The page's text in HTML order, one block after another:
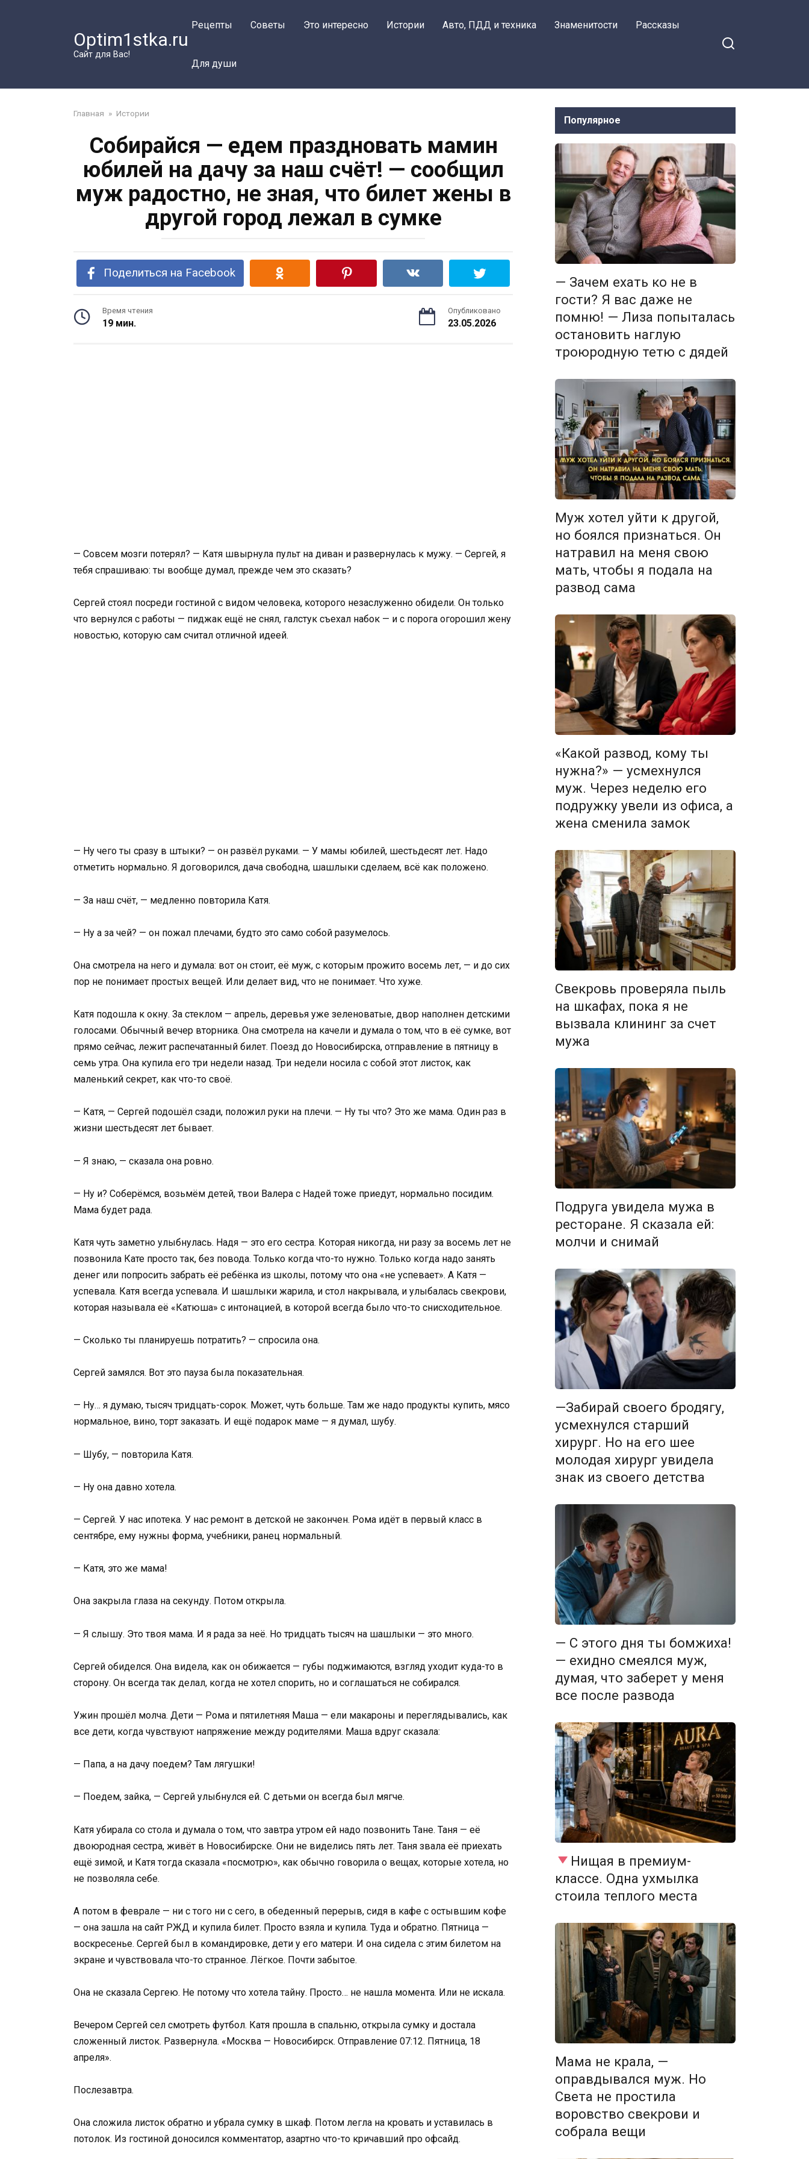
Optim1stka.ru
Сайт для Вас!
Рецепты Советы Это интересно Истории Авто, ПДД и техника Знаменитости Рассказы
Для души
Главная » Истории
Собирайся — едем праздновать мамин
юбилей на дачу за наш счёт! — сообщил
муж радостно, не зная, что билет жены в
другой город лежал в сумке
Поделиться на Facebook
Время чтения
19 мин.
Опубликовано
23.05.2026
— Совсем мозги потерял? — Катя швырнула пульт на диван и развернулась к мужу. — Сергей, я
тебя спрашиваю: ты вообще думал, прежде чем это сказать?
Сергей стоял посреди гостиной с видом человека, которого незаслуженно обидели. Он только
что вернулся с работы — пиджак ещё не снял, галстук съехал набок — и с порога огорошил жену
новостью, которую сам считал отличной идеей.
— Ну чего ты сразу в штыки? — он развёл руками. — У мамы юбилей, шестьдесят лет. Надо
отметить нормально. Я договорился, дача свободна, шашлыки сделаем, всё как положено.
— За наш счёт, — медленно повторила Катя.
— Ну а за чей? — он пожал плечами, будто это само собой разумелось.
Она смотрела на него и думала: вот он стоит, её муж, с которым прожито восемь лет, — и до сих
пор не понимает простых вещей. Или делает вид, что не понимает. Что хуже.
Катя подошла к окну. За стеклом — апрель, деревья уже зеленоватые, двор наполнен детскими
голосами. Обычный вечер вторника. Она смотрела на качели и думала о том, что в её сумке, вот
прямо сейчас, лежит распечатанный билет. Поезд до Новосибирска, отправление в пятницу в
семь утра. Она купила его три недели назад. Три недели носила с собой этот листок, как
маленький секрет, как что-то своё.
— Катя, — Сергей подошёл сзади, положил руки на плечи. — Ну ты что? Это же мама. Один раз в
жизни шестьдесят лет бывает.
— Я знаю, — сказала она ровно.
— Ну и? Соберёмся, возьмём детей, твои Валера с Надей тоже приедут, нормально посидим.
Мама будет рада.
Катя чуть заметно улыбнулась. Надя — это его сестра. Которая никогда, ни разу за восемь лет не
позвонила Кате просто так, без повода. Только когда что-то нужно. Только когда надо занять
денег или попросить забрать её ребёнка из школы, потому что она «не успевает». А Катя —
успевала. Катя всегда успевала. И шашлыки жарила, и стол накрывала, и улыбалась свекрови,
которая называла её «Катюша» с интонацией, в которой всегда было что-то снисходительное.
— Сколько ты планируешь потратить? — спросила она.
Сергей замялся. Вот это пауза была показательная.
— Ну… я думаю, тысяч тридцать-сорок. Может, чуть больше. Там же надо продукты купить, мясо
нормальное, вино, торт заказать. И ещё подарок маме — я думал, шубу.
— Шубу, — повторила Катя.
— Ну она давно хотела.
— Сергей. У нас ипотека. У нас ремонт в детской не закончен. Рома идёт в первый класс в
сентябре, ему нужны форма, учебники, ранец нормальный.
— Катя, это же мама!
Она закрыла глаза на секунду. Потом открыла.
— Я слышу. Это твоя мама. И я рада за неё. Но тридцать тысяч на шашлыки — это много.
Сергей обиделся. Она видела, как он обижается — губы поджимаются, взгляд уходит куда-то в
сторону. Он всегда так делал, когда не хотел спорить, но и соглашаться не собирался.
Ужин прошёл молча. Дети — Рома и пятилетняя Маша — ели макароны и переглядывались, как
все дети, когда чувствуют напряжение между родителями. Маша вдруг сказала:
— Папа, а на дачу поедем? Там лягушки!
— Поедем, зайка, — Сергей улыбнулся ей. С детьми он всегда был мягче.
Катя убирала со стола и думала о том, что завтра утром ей надо позвонить Тане. Таня — её
двоюродная сестра, живёт в Новосибирске. Они не виделись пять лет. Таня звала её приехать
ещё зимой, и Катя тогда сказала «посмотрю», как обычно говорила о вещах, которые хотела, но
не позволяла себе.
А потом в феврале — ни с того ни с сего, в обеденный перерыв, сидя в кафе с остывшим кофе
— она зашла на сайт РЖД и купила билет. Просто взяла и купила. Туда и обратно. Пятница —
воскресенье. Сергей был в командировке, дети у его матери. И она сидела с этим билетом на
экране и чувствовала что-то странное. Лёгкое. Почти забытое.
Она не сказала Сергею. Не потому что хотела тайну. Просто… не нашла момента. Или не искала.
Вечером Сергей сел смотреть футбол. Катя прошла в спальню, открыла сумку и достала
сложенный листок. Развернула. «Москва — Новосибирск. Отправление 07:12. Пятница, 18
апреля».
Послезавтра.
Она сложила листок обратно и убрала сумку в шкаф. Потом легла на кровать и уставилась в
потолок. Из гостиной доносился комментатор, азартно что-то кричавший про офсайд.
Популярное
— Зачем ехать ко не в
гости? Я вас даже не
помню! — Лиза попыталась
остановить наглую
троюродную тетю с дядей
Муж хотел уйти к другой,
но боялся признаться. Он
натравил на меня свою
мать, чтобы я подала на
развод сама
«Какой развод, кому ты
нужна?» — усмехнулся
муж. Через неделю его
подружку увели из офиса, а
жена сменила замок
Свекровь проверяла пыль
на шкафах, пока я не
вызвала клининг за счет
мужа
Подруга увидела мужа в
ресторане. Я сказала ей:
молчи и снимай
—Забирай своего бродягу,
усмехнулся старший
хирург. Но на его шее
молодая хирург увидела
знак из своего детства
— С этого дня ты бомжиха!
— ехидно смеялся муж,
думая, что заберет у меня
все после развода
Нищая в премиум-
классе. Одна ухмылка
стоила теплого места
Мама не крала, —
оправдывался муж. Но
Света не простила
воровство свекрови и
собрала вещи
осталось не за ним